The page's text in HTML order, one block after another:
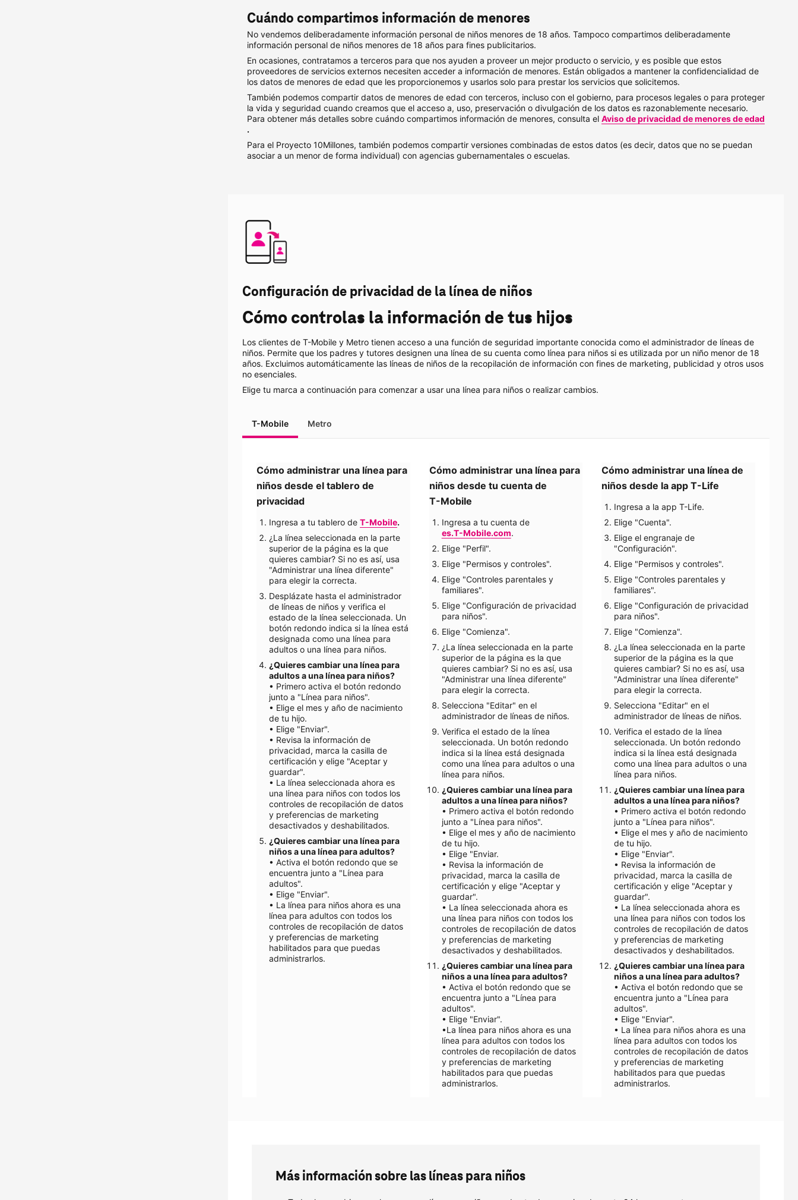
Cuándo compartimos información de menores
No vendemos deliberadamente información personal de niños menores de 18 años. Tampoco compartimos deliberadamente
información personal de niños menores de 18 años para fines publicitarios.
En ocasiones, contratamos a terceros para que nos ayuden a proveer un mejor producto o servicio, y es posible que estos
proveedores de servicios externos necesiten acceder a información de menores. Están obligados a mantener la confidencialidad de
los datos de menores de edad que les proporcionemos y usarlos solo para prestar los servicios que solicitemos.
También podemos compartir datos de menores de edad con terceros, incluso con el gobierno, para procesos legales o para proteger
la vida y seguridad cuando creamos que el acceso a, uso, preservación o divulgación de los datos es razonablemente necesario.
Para obtener más detalles sobre cuándo compartimos información de menores, consulta el Aviso de privacidad de menores de edad
.
Para el Proyecto 10Millones, también podemos compartir versiones combinadas de estos datos (es decir, datos que no se puedan
asociar a un menor de forma individual) con agencias gubernamentales o escuelas.
Configuración de privacidad de la línea de niños
Cómo controlas la información de tus hijos
Los clientes de T-Mobile y Metro tienen acceso a una función de seguridad importante conocida como el administrador de líneas de
niños. Permite que los padres y tutores designen una línea de su cuenta como línea para niños si es utilizada por un niño menor de 18
años. Excluimos automáticamente las líneas de niños de la recopilación de información con fines de marketing, publicidad y otros usos
no esenciales.
Elige tu marca a continuación para comenzar a usar una línea para niños o realizar cambios.
T-Mobile Metro
Cómo administrar una línea para
niños desde el tablero de
privacidad
Ingresa a tu tablero de T-Mobile.
¿La línea seleccionada en la parte
superior de la página es la que
quieres cambiar? Si no es así, usa
"Administrar una línea diferente"
para elegir la correcta.
Desplázate hasta el administrador
de líneas de niños y verifica el
estado de la línea seleccionada. Un
botón redondo indica si la línea está
designada como una línea para
adultos o una línea para niños.
¿Quieres cambiar una línea para
adultos a una línea para niños?
• Primero activa el botón redondo
junto a "Línea para niños".
• Elige el mes y año de nacimiento
de tu hijo.
• Elige "Enviar".
• Revisa la información de
privacidad, marca la casilla de
certificación y elige "Aceptar y
guardar".
• La línea seleccionada ahora es
una línea para niños con todos los
controles de recopilación de datos
y preferencias de marketing
desactivados y deshabilitados.
¿Quieres cambiar una línea para
niños a una línea para adultos?
• Activa el botón redondo que se
encuentra junto a "Línea para
adultos".
• Elige "Enviar".
• La línea para niños ahora es una
línea para adultos con todos los
controles de recopilación de datos
y preferencias de marketing
habilitados para que puedas
administrarlos.
Cómo administrar una línea para
T-Mobile
Ingresa a tu cuenta de
es.T-Mobile.com.
Elige "Perfil".
Elige "Permisos y controles".
Elige "Controles parentales y
familiares".
Elige "Configuración de privacidad
para niños".
Elige "Comienza".
¿La línea seleccionada en la parte
superior de la página es la que
quieres cambiar? Si no es así, usa
"Administrar una línea diferente"
para elegir la correcta.
Selecciona "Editar" en el
administrador de líneas de niños.
Verifica el estado de la línea
seleccionada. Un botón redondo
indica si la línea está designada
como una línea para adultos o una
línea para niños.
¿Quieres cambiar una línea para
adultos a una línea para niños?
• Primero activa el botón redondo
junto a "Línea para niños".
• Elige el mes y año de nacimiento
de tu hijo.
• Elige "Enviar.
• Revisa la información de
privacidad, marca la casilla de
certificación y elige "Aceptar y
guardar".
• La línea seleccionada ahora es
una línea para niños con todos los
controles de recopilación de datos
y preferencias de marketing
desactivados y deshabilitados.
¿Quieres cambiar una línea para
niños a una línea para adultos?
• Activa el botón redondo que se
encuentra junto a "Línea para
adultos".
• Elige "Enviar".
•La línea para niños ahora es una
línea para adultos con todos los
controles de recopilación de datos
y preferencias de marketing
habilitados para que puedas
administrarlos.
Cómo administrar una línea de
niños desde la app T-Life
Ingresa a la appT-Life.
​Elige "Cuenta".
​Elige el engranaje de
"Configuración".
​Elige "Permisos y controles".
​Elige "Controles parentales y
familiares".
​​Elige "Configuración de privacidad
para niños".
Elige "Comienza".
​​¿La línea seleccionada en la parte
superior de la página es la que
quieres cambiar? Si no es así, usa
"Administrar una línea diferente"
para elegir la correcta.
Selecciona "Editar" en el
administrador de líneas de niños.
Verifica el estado de la línea
seleccionada. Un botón redondo
indica si la línea está designada
como una línea para adultos o una
línea para niños.
¿Quieres cambiar una línea para
adultos a una línea para niños?
• Primero activa el botón redondo
junto a "Línea para niños".
• ​Elige el mes y año de nacimiento
de tu hijo.
• ​Elige "Enviar".
• ​Revisa la información de
privacidad, marca la casilla de
certificación y elige "Aceptar y
guardar".
• ​La línea seleccionada ahora es
una línea para niños con todos los
controles de recopilación de datos
y preferencias de marketing
desactivados y deshabilitados.
¿Quieres cambiar una línea para
niños a una línea para adultos?
• Activa el botón redondo que se
encuentra junto a "Línea para
adultos".
• Elige "Enviar".
• La línea para niños ahora es una
línea para adultos con todos los
controles de recopilación de datos
y preferencias de marketing
habilitados para que puedas
administrarlos.
Más información sobre las líneas para niños